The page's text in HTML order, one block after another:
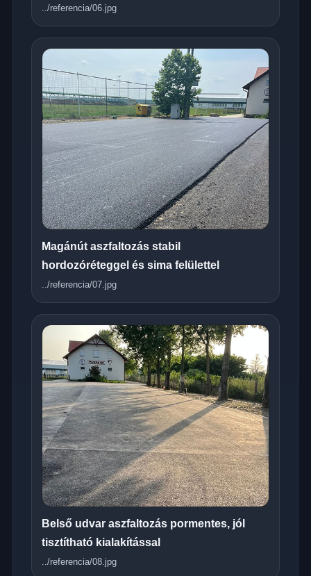
../referencia/06.jpg
Magánút aszfaltozás stabil
hordozóréteggel és sima felülettel
../referencia/07.jpg
Belső udvar aszfaltozás pormentes, jól
tisztítható kialakítással
../referencia/08.jpg